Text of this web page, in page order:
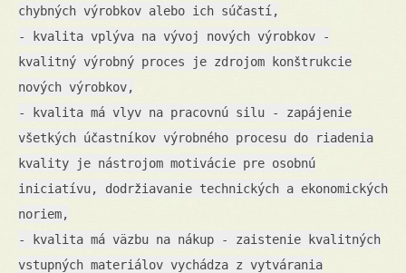
chybných výrobkov alebo ich súčastí,
- kvalita vplýva na vývoj nových výrobkov -
kvalitný výrobný proces je zdrojom konštrukcie
nových výrobkov,
- kvalita má vlyv na pracovnú silu - zapájenie
všetkých účastníkov výrobného procesu do riadenia
kvality je nástrojom motivácie pre osobnú
iniciatívu, dodržiavanie technických a ekonomických
noriem,
- kvalita má väzbu na nákup - zaistenie kvalitných
vstupných materiálov vychádza z vytvárania